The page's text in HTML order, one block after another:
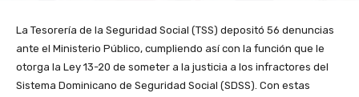
La Tesorería de la Seguridad Social (TSS) depositó 56 denuncias
ante el Ministerio Público, cumpliendo así con la función que le
otorga la Ley 13-20 de someter a la justicia a los infractores del
Sistema Dominicano de Seguridad Social (SDSS). Con estas